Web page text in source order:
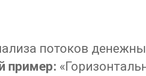
потоков
пример: